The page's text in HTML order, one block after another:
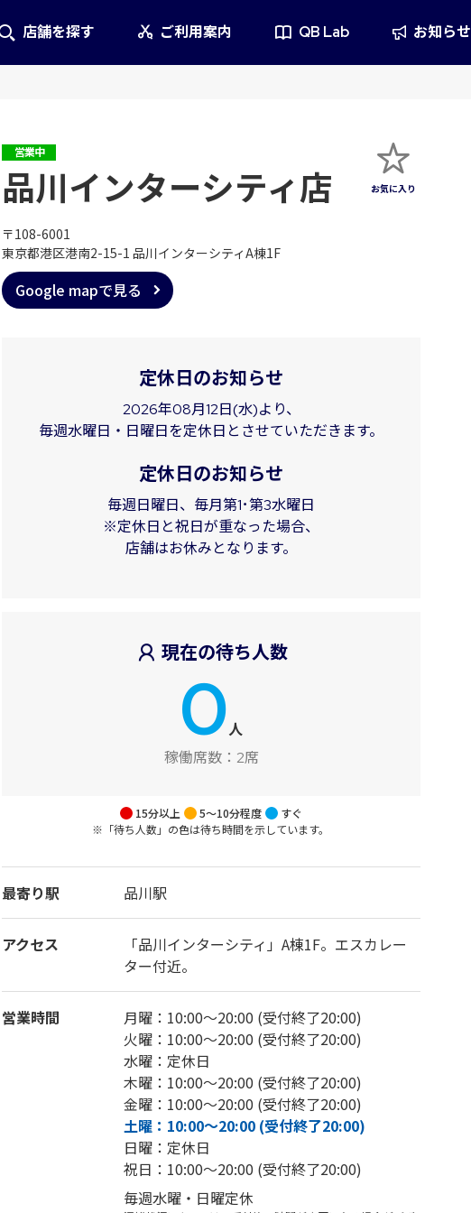
店舗を探す ご利用案内 QB Lab お知らせ
営業中
品川インターシティ店
〒108-6001
東京都港区港南2-15-1 品川インターシティA棟1F
Google mapで見る
定休日のお知らせ
2026年08月12日(水)より、
毎週水曜日・日曜日を定休日とさせていただきます。
定休日のお知らせ
毎週日曜日、毎月第1･第3水曜日
※定休日と祝日が重なった場合、
店舗はお休みとなります。
現在の待ち人数
0人
稼働席数： 2席
15分以上 5～10分程度
すぐ
※「待ち人数」の色は待ち時間を示しています。
最寄り駅 品川駅
アクセス
「品川インターシティ」A棟1F。エスカレー
ター付近。
営業時間
月曜：10:00～20:00 (受付終了20:00)
火曜：10:00～20:00 (受付終了20:00)
水曜：定休日
木曜：10:00～20:00 (受付終了20:00)
金曜：10:00～20:00 (受付終了20:00)
土曜：10:00～20:00 (受付終了20:00)
日曜：定休日
祝日：10:00～20:00 (受付終了20:00)
毎週水曜・日曜定休